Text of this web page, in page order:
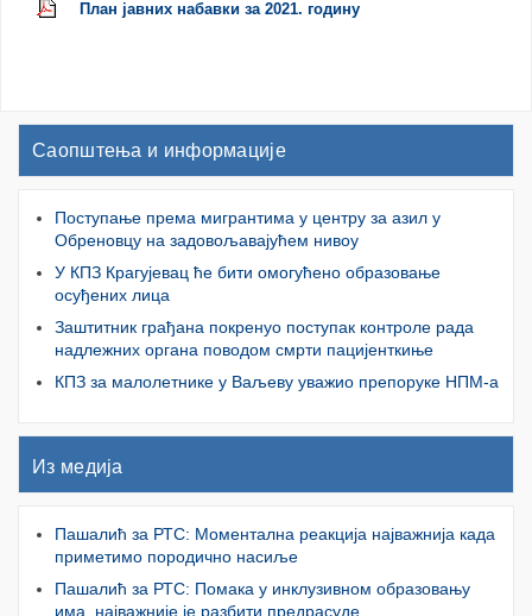
План јавних набавки за 2021. годину
Саопштења и информације
Поступање према мигрантима у центру за азил у
Обреновцу на задовољавајућем нивоу
У КПЗ Крагујевац ће бити омогућено образовање
осуђених лица
Заштитник грађана покренуо поступак контроле рада
надлежних органа поводом смрти пацијенткиње
КПЗ за малолетнике у Ваљеву уважио препоруке НПМ-а
Из медија
Пашалић за РТС: Моментална реакција најважнија када
приметимо породично насиље
Пашалић за РТС: Помака у инклузивном образовању
има, најважније је разбити предрасуде